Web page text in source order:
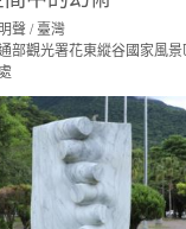
聲 / 臺灣
部觀光署花東縱谷國家風景